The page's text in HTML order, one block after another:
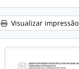
Visualizar impressão